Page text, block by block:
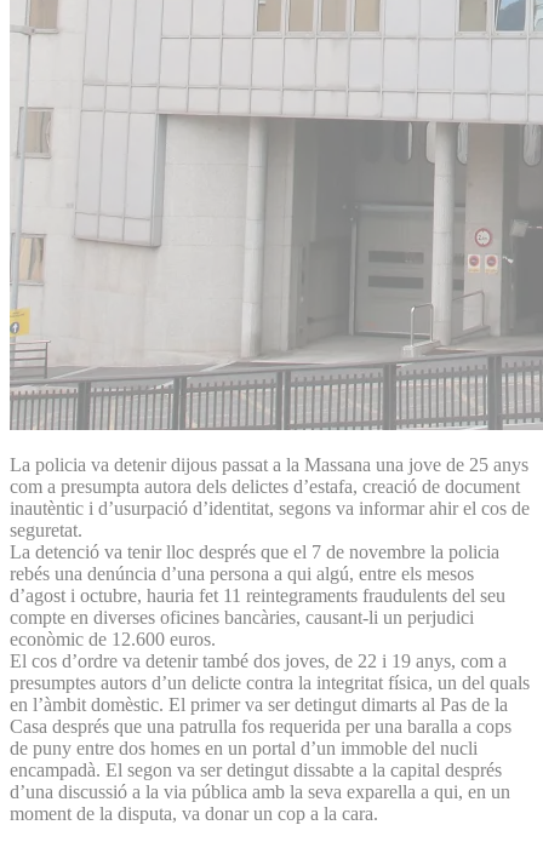
La policia va detenir dijous passat a la Massana una jove de 25 anys
com a presumpta autora dels delictes d’estafa, creació de document
inautèntic i d’usurpació d’identitat, segons va informar ahir el cos de
seguretat.
La detenció va tenir lloc després que el 7 de novembre la policia
rebés una denúncia d’una persona a qui algú, entre els mesos
d’agost i octubre, hauria fet 11 reintegraments fraudulents del seu
compte en diverses oficines bancàries, causant-li un perjudici
econòmic de 12.600 euros.
El cos d’ordre va detenir també dos joves, de 22 i 19 anys, com a
presumptes autors d’un delicte contra la integritat física, un del quals
en l’àmbit domèstic. El primer va ser detingut dimarts al Pas de la
Casa després que una patrulla fos requerida per una baralla a cops
de puny entre dos homes en un portal d’un immoble del nucli
encampadà. El segon va ser detingut dissabte a la capital després
d’una discussió a la via pública amb la seva exparella a qui, en un
moment de la disputa, va donar un cop a la cara.